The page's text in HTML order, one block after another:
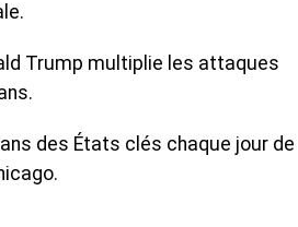
Trump multiplie les attaques
des États clés chaque jour de